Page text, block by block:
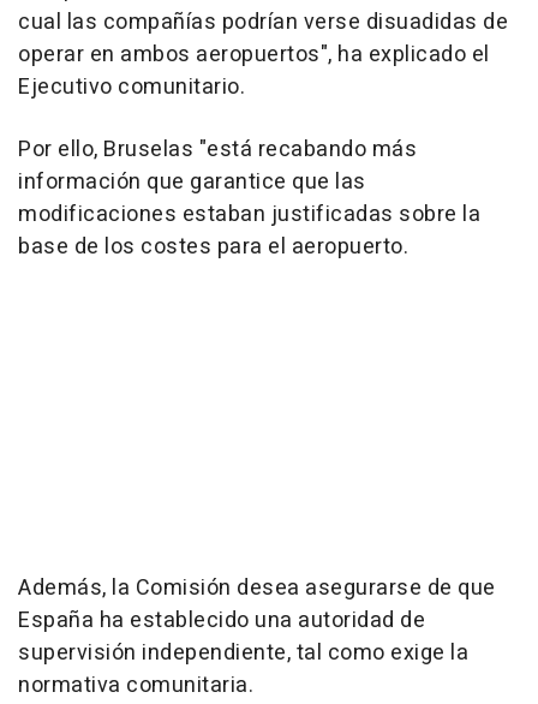
cual las compañías podrían verse disuadidas de
operar en ambos aeropuertos", ha explicado el
Ejecutivo comunitario.
Por ello, Bruselas "está recabando más
información que garantice que las
modificaciones estaban justificadas sobre la
base de los costes para el aeropuerto.
Además, la Comisión desea asegurarse de que
España ha establecido una autoridad de
supervisión independiente, tal como exige la
normativa comunitaria.